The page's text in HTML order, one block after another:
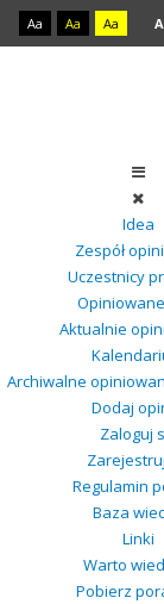
Aa Aa Aa
Idea
Zespół
Uczestnicy
Aktualnie
Archiwalne
Dodaj
Zaloguj
Regulamin
Baza
Linki
Warto
Pobierz